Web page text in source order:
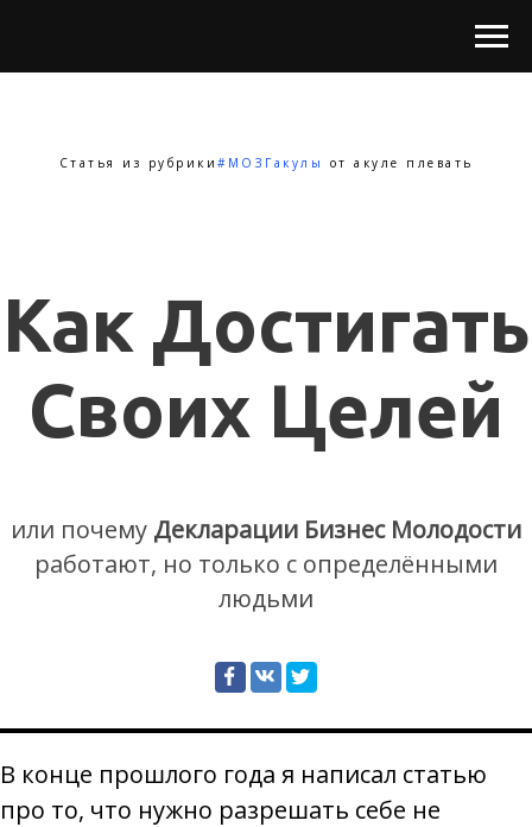
Статья из рубрики #МОЗГакулы от акуле плевать
Как Достигать
Своих Целей
или почему Декларации Бизнес Молодости
работают, но только с определёнными
людьми
В конце прошлого года я написал статью
про то, что нужно разрешать себе не